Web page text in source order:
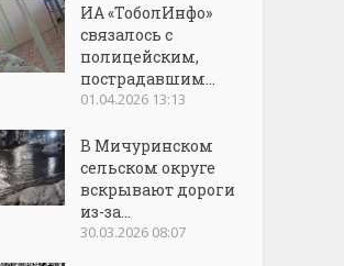
ИА «ТоболИнфо»
связалось с
полицейским,
пострадавшим...
01.04.2026 13:13
В Мичуринском
сельском округе
вскрывают дороги
из-за...
30.03.2026 08:07